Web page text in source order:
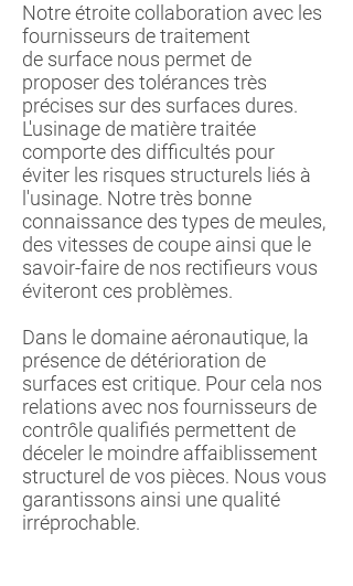
Notre étroite collaboration avec les
fournisseurs de traitement
de surface nous permet de
proposer des tolérances très
précises sur des surfaces dures.
L'usinage de matière traitée
comporte des difficultés pour
éviter les risques structurels liés à
l'usinage. Notre très bonne
connaissance des types de meules,
des vitesses de coupe ainsi que le
savoir-faire de nos rectifieurs vous
éviteront ces problèmes.
Dans le domaine aéronautique, la
présence de détérioration de
surfaces est critique. Pour cela nos
relations avec nos fournisseurs de
contrôle qualifiés permettent de
déceler le moindre affaiblissement
structurel de vos pièces. Nous vous
garantissons ainsi une qualité
irréprochable.